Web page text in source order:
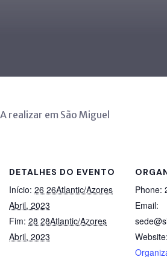
A realizar em São Miguel
DETALHES DO EVENTO
Início: 26 26Atlantic/Azores
Abril, 2023
Fim: 28 28Atlantic/Azores
Abril, 2023
Phone:
Email:
Website: